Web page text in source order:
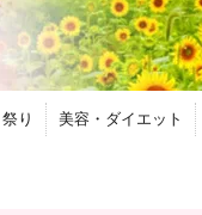
り 美容・ダイエット